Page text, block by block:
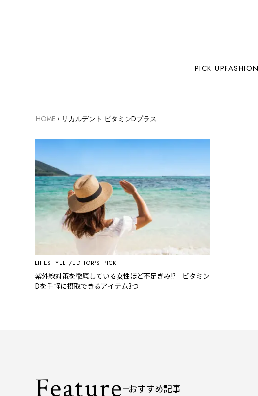
PICK UPFASHION
HOME › リカルデント ビタミンDプラス
LIFESTYLE EDITOR'S PICK
紫外線対策を徹底している女性ほど不足ぎみ!? ビタミン
Dを手軽に摂取できるアイテム3つ
Feature おすすめ記事